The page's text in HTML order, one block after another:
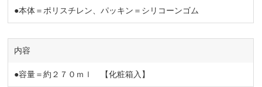
●本体＝ポリスチレン、パッキン＝シリコーンゴム
内容
●容量＝約２７０ｍｌ 【化粧箱入】